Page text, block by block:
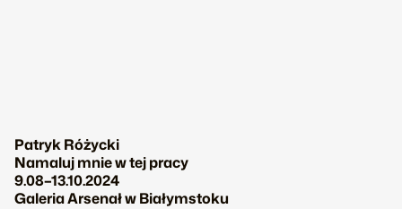
Patryk Różycki
Namaluj mnie w tej pracy
9.08–13.10.2024
Galeria Arsenał w Białymstoku